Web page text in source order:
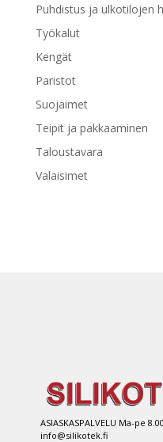
Puhdistus ja ulkotilojen
Työkalut
Kengät
Paristot
Suojaimet
Teipit ja pakkaaminen
Taloustavara
Valaisimet
ASIASKASPALVELU Ma-pe
info@silikotek.fi